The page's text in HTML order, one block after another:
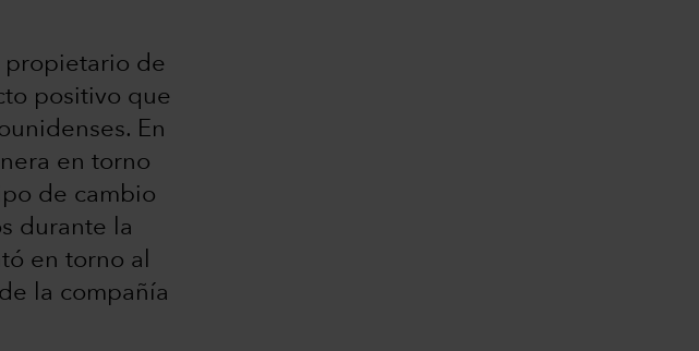
propietario de
positivo que
En
en torno
de cambio
durante la
en torno al
la compañía